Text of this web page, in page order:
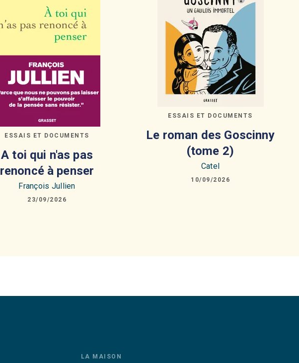
ESSAIS ET DOCUMENTS
A toi qui n'as pas
renoncé à penser
François Jullien
23/09/2026
ESSAIS ET DOCUMENTS
Le roman des Goscinny
(tome 2)
Catel
10/09/2026
LA MAISON